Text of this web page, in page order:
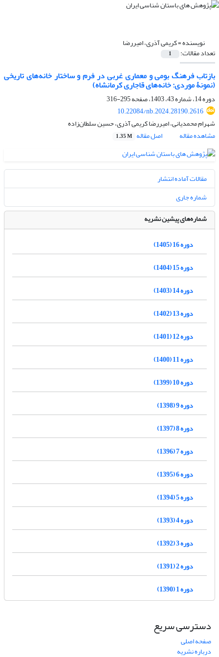
نویسنده =کریمی آذری، امیررضا
تعداد مقالات: 1
بازتاب فرهنگ بومی و معماری غربی در فرم و ساختار خانه‌های تاریخی
(نمونۀ موردی: خانه‌های قاجاری کرمانشاه)
دوره 14، شماره 43، 1403، صفحه
295-316
10.22084/nb.2024.28190.2616
شهرام محمدیانی، امیررضا کریمی آذری، حسین سلطان‌زاده
مشاهده مقاله
اصل مقاله 1.35 M
مقالات آماده انتشار
شماره جاری
شماره‌های پیشین نشریه
دوره 16 (1405)
دوره 15 (1404)
دوره 14 (1403)
دوره 13 (1402)
دوره 12 (1401)
دوره 11 (1400)
دوره 10 (1399)
دوره 9 (1398)
دوره 8 (1397)
دوره 7 (1396)
دوره 6 (1395)
دوره 5 (1394)
دوره 4 (1393)
دوره 3 (1392)
دوره 2 (1391)
دوره 1 (1390)
دسترسی سریع
صفحه اصلی
درباره نشریه